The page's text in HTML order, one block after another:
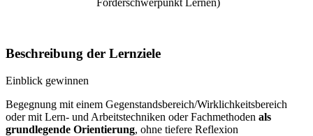
Förderschwerpunkt Lernen)
Beschreibung der Lernziele
Einblick gewinnen
Begegnung mit einem Gegenstandsbereich/Wirklichkeitsbereich
oder mit Lern- und Arbeitstechniken oder Fachmethoden als
grundlegende Orientierung, ohne tiefere Reflexion